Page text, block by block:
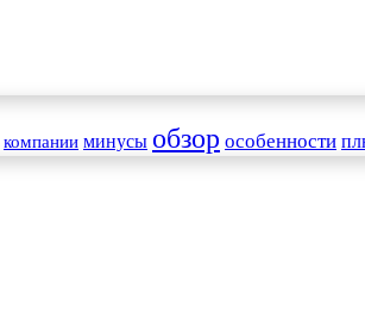
компании минусы обзор особенности